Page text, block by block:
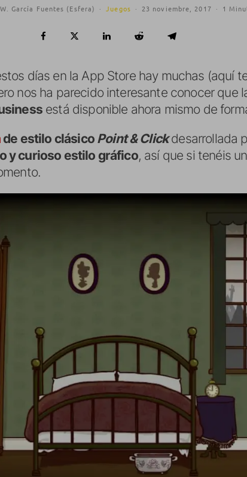
García Fuentes (Esfera) · Juegos · 23 noviembre, 2017 · 1
días en la App Store hay muchas (aquí
nos ha parecido interesante conocer que
está disponible ahora mismo de
de estilo clásico Point & Clickdesarrollada
y curioso estilo gráfico, así que si tenéis